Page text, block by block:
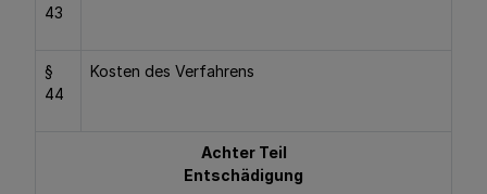
43
§
44
Kosten des Verfahrens
Achter Teil
Entschädigung